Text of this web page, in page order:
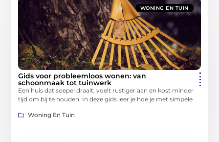
WONING EN TUIN
Gids voor probleemloos wonen: van
schoonmaak tot tuinwerk
Een huis dat soepel draait, voelt rustiger aan en kost minder
tijd om bij te houden. In deze gids leer je hoe je met simpele
Woning En Tuin